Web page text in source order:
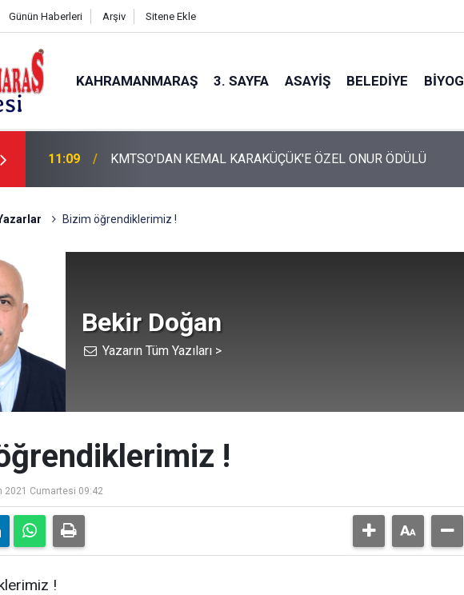
Günün Haberleri Arşiv Sitene Ekle
KAHRAMANMARAŞ 3. SAYFA ASAYIŞ BELEDIYE
11:09 KMTSO'DAN KEMAL KARAKÜÇÜK'E ÖZEL ONUR ÖDÜLÜ
Bizim öğrendiklerimiz !
Bekir Doğan
Yazarın Tüm Yazıları >
!
2021 Cumartesi 09:42
!